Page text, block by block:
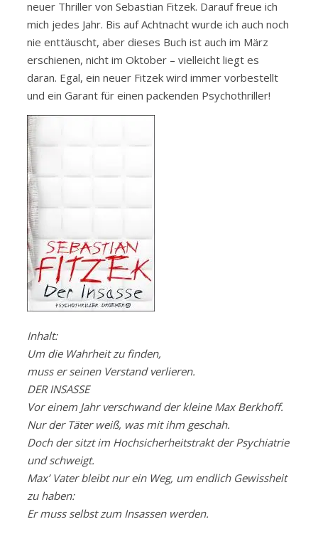
neuer Thriller von Sebastian Fitzek. Darauf freue ich
mich jedes Jahr. Bis auf Achtnacht wurde ich auch noch
nie enttäuscht, aber dieses Buch ist auch im März
erschienen, nicht im Oktober – vielleicht liegt es
daran. Egal, ein neuer Fitzek wird immer vorbestellt
und ein Garant für einen packenden Psychothriller!
Inhalt:
Um die Wahrheit zu finden,
muss er seinen Verstand verlieren.
DER INSASSE
Vor einem Jahr verschwand der kleine Max Ber​k​hoff.
Nur der Täter weiß, was mit ihm geschah.
Doch der sitzt im Hochsicherheitstrakt der Psychiatrie
und schweigt.
Max’ Vater bleibt nur ein Weg, um endlich Gewissheit
zu haben:
Er muss selbst zum Insassen werden.